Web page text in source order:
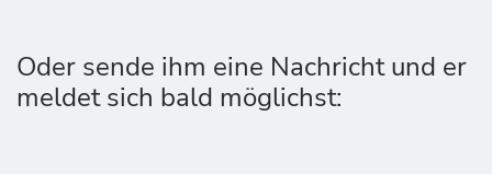
Oder sende ihm eine Nachricht und er
meldet sich bald möglichst: